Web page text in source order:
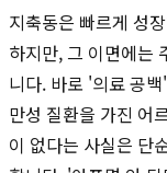
지축동은 빠르게 성
하지만, 그 이면에는
니다. 바로 '의료 공
만성 질환을 가진 어
이 없다는 사실은 단